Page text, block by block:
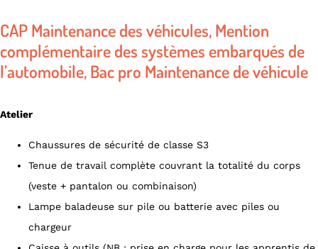
CAP Maintenance des véhicules, Mention
complémentaire des systèmes embarqués de
l’automobile, Bac pro Maintenance de véhicule
Atelier
Chaussures de sécurité de classe S3
Tenue de travail complète couvrant la totalité du corps
(veste + pantalon ou combinaison)
Lampe baladeuse sur pile ou batterie avec piles ou
chargeur